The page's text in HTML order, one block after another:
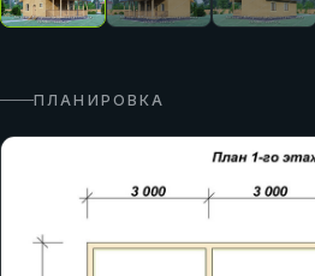
ПЛАНИРОВКА